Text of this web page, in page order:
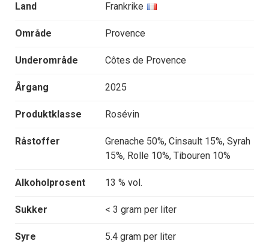
Land Frankrike
Område Provence
Underområde Côtes de Provence
Årgang 2025
Produktklasse Rosévin
Råstoffer
Grenache 50%, Cinsault 15%, Syrah
15%, Rolle 10%, Tibouren 10%
Alkoholprosent 13 % vol.
Sukker < 3 gram per liter
Syre 5.4 gram per liter